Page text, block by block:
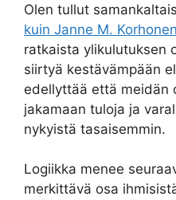
Olen tullut
kuin Janne M. Korhonen
ratkaista ylikulutuksen
siirtyä kestävämpään
edellyttää että meidän
jakamaan tuloja ja
nykyistä tasaisemmin.
Logiikka menee
merkittävä osa